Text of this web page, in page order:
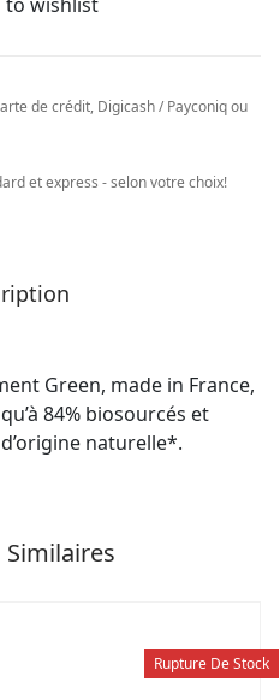
de crédit, Digicash / Payconiq ou
et express - selon votre choix!
Green, made in France,
84% biosourcés et
naturelle*.
Rupture De Stock